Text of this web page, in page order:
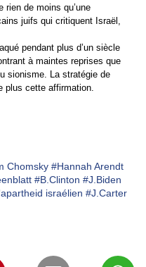
de moins qu’une
juifs qui critiquent Israël,
pendant plus d’un siècle
à maintes reprises que
sionisme. La stratégie de
plus cette affirmation.
Chomsky #Hannah Arendt
#B.Clinton #J.Biden
israélien #J.Carter